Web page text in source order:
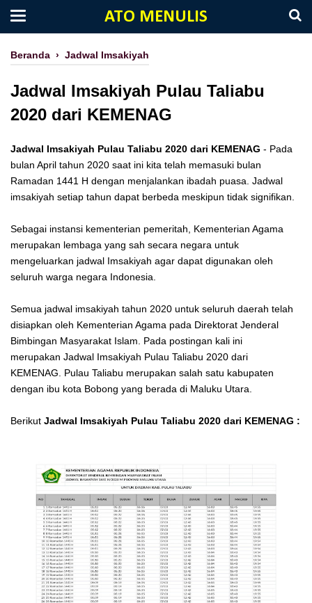
ATO MENULIS
Beranda › Jadwal Imsakiyah
Jadwal Imsakiyah Pulau Taliabu
2020 dari KEMENAG
Jadwal Imsakiyah Pulau Taliabu 2020 dari KEMENAG - Pada
bulan April tahun 2020 saat ini kita telah memasuki bulan
Ramadan 1441 H dengan menjalankan ibadah puasa. Jadwal
imsakiyah setiap tahun dapat berbeda meskipun tidak signifikan.
Sebagai instansi kementerian pemeritah, Kementerian Agama
merupakan lembaga yang sah secara negara untuk
mengeluarkan jadwal Imsakiyah agar dapat digunakan oleh
seluruh warga negara Indonesia.
Semua jadwal imsakiyah tahun 2020 untuk seluruh daerah telah
disiapkan oleh Kementerian Agama pada Direktorat Jenderal
Bimbingan Masyarakat Islam. Pada postingan kali ini
merupakan Jadwal Imsakiyah Pulau Taliabu 2020 dari
KEMENAG. Pulau Taliabu merupakan salah satu kabupaten
dengan ibu kota Bobong yang berada di Maluku Utara.
Berikut Jadwal Imsakiyah Pulau Taliabu 2020 dari KEMENAG :